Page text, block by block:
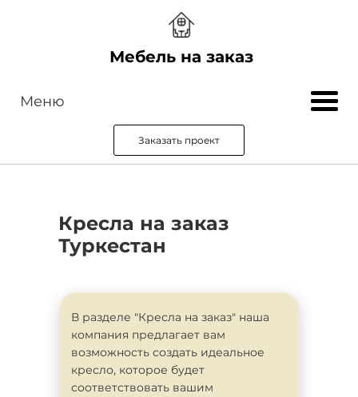
Мебель на заказ
Меню
Заказать проект
Кресла на заказ
Туркестан
В разделе "Кресла на заказ" наша
компания предлагает вам
возможность создать идеальное
кресло, которое будет
соответствовать вашим